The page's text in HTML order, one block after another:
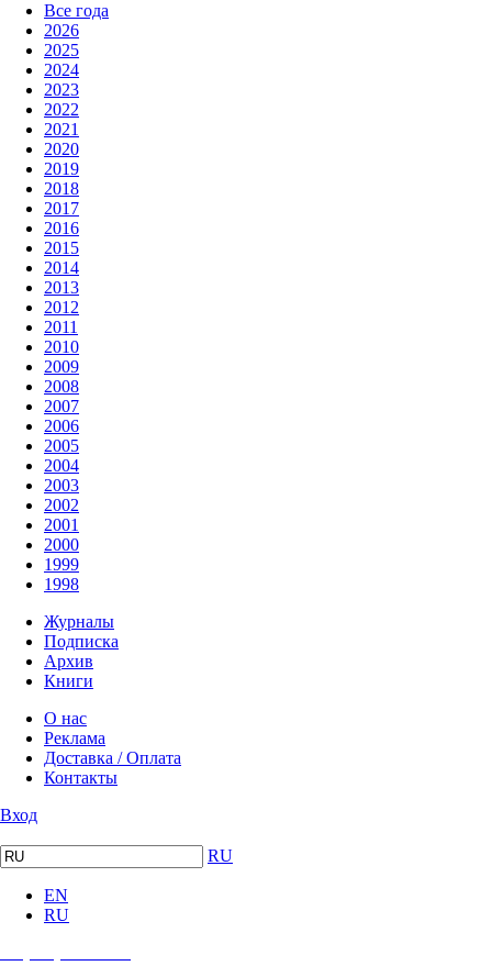
Все года
2026
2025
2024
2023
2022
2021
2020
2019
2018
2017
2016
2015
2014
2013
2012
2011
2010
2009
2008
2007
2006
2005
2004
2003
2002
2001
2000
1999
1998
Журналы
Подписка
Архив
Книги
О нас
Реклама
Доставка / Оплата
Контакты
Вход
RU
EN
RU